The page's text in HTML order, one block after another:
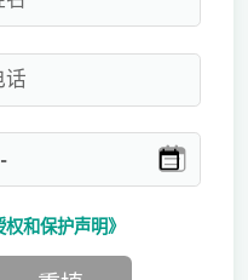
和保护声明》